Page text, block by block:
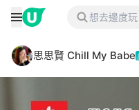
思思賢 Chill My Babe